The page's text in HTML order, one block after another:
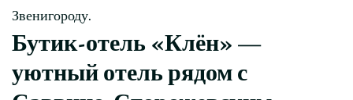
Звенигороду.
Бутик-отель «Клён» —
уютный отель рядом с